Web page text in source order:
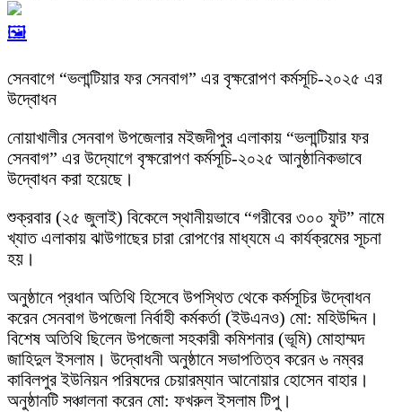
🖼️
সেনবাগে “ভলান্টিয়ার ফর সেনবাগ” এর বৃক্ষরোপণ কর্মসূচি-২০২৫ এর
উদ্বোধন
নোয়াখালীর সেনবাগ উপজেলার মইজদীপুর এলাকায় “ভলান্টিয়ার ফর
সেনবাগ” এর উদ্যোগে বৃক্ষরোপণ কর্মসূচি-২০২৫ আনুষ্ঠানিকভাবে
উদ্বোধন করা হয়েছে।
শুক্রবার (২৫ জুলাই) বিকেলে স্থানীয়ভাবে “গরীবের ৩০০ ফুট” নামে
খ্যাত এলাকায় ঝাউগাছের চারা রোপণের মাধ্যমে এ কার্যক্রমের সূচনা
হয়।
অনুষ্ঠানে প্রধান অতিথি হিসেবে উপস্থিত থেকে কর্মসূচির উদ্বোধন
করেন সেনবাগ উপজেলা নির্বাহী কর্মকর্তা (ইউএনও) মো: মহিউদ্দিন।
বিশেষ অতিথি ছিলেন উপজেলা সহকারী কমিশনার (ভূমি) মোহাম্মদ
জাহিদুল ইসলাম। উদ্বোধনী অনুষ্ঠানে সভাপতিত্ব করেন ৬ নম্বর
কাবিলপুর ইউনিয়ন পরিষদের চেয়ারম্যান আনোয়ার হোসেন বাহার।
অনুষ্ঠানটি সঞ্চালনা করেন মো: ফখরুল ইসলাম টিপু।